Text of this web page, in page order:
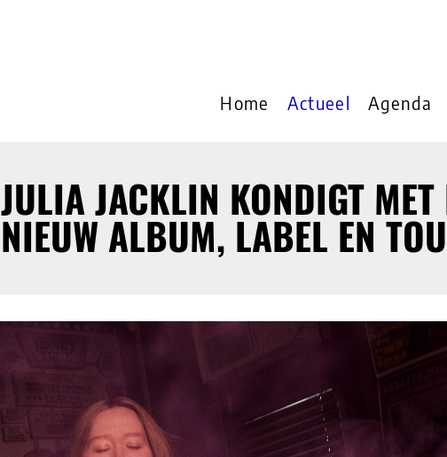
Home Actueel Agenda
JULIA JACKLIN KONDIGT
NIEUW ALBUM, LABEL EN